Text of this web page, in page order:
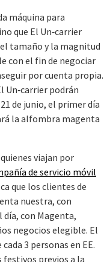
máquina para
que El Un‑carrier
tamaño y la magnitud
con el fin de negociar
por cuenta propia.
Un‑carrier podrán
de junio, el primer día
la alfombra magenta
viajan por
de servicio móvil
que los clientes de
nuestra, con
día, con Magenta,
negocios elegible. El
3 personas en EE.
festivos previos a la